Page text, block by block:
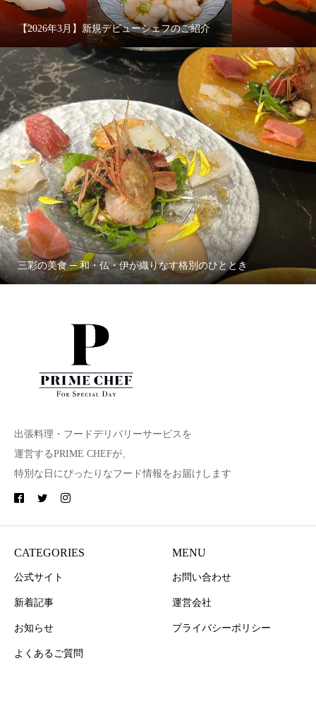
【2026年3月】新規デビューシェフのご紹介
三彩の美食 ─ 和・仏・伊が織りなす格別のひととき
出張料理・フードデリバリーサービスを
運営するPRIME CHEFが、
特別な日にぴったりなフード情報をお届けします
CATEGORIES
公式サイト
新着記事
お知らせ
よくあるご質問
MENU
お問い合わせ
運営会社
プライバシーポリシー